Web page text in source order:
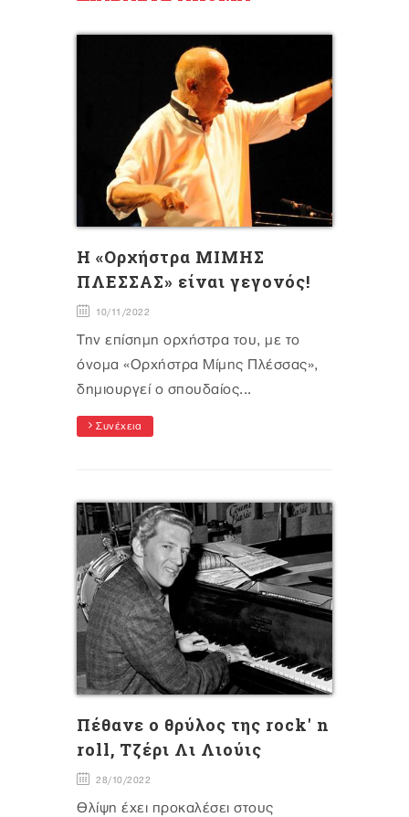
H «Ορχήστρα ΜΙΜΗΣ
ΠΛΕΣΣΑΣ» είναι γεγονός!
10/11/2022
Την επίσημη ορχήστρα του, με το
όνομα «Ορχήστρα Μίμης Πλέσσας»,
δημιουργεί ο σπουδαίος...
Συνέχεια
Πέθανε ο θρύλος της rock' n
roll, Τζέρι Λι Λιούις
28/10/2022
Θλίψη έχει προκαλέσει στους